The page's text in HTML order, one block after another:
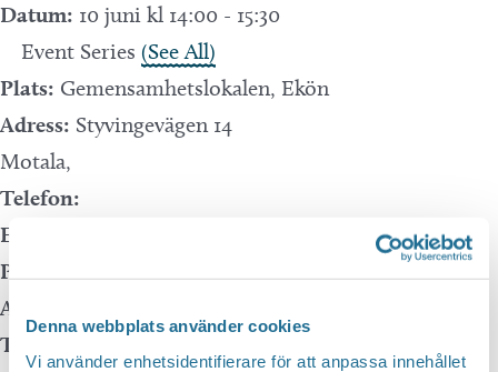
Denna webbplats använder cookies
Vi använder enhetsidentifierare för att anpassa innehållet
Datum: 10 juni kl 14:00 - 15:30
Event Series (See All)
Plats: Gemensamhetslokalen, Ekön
Adress: Styvingevägen 14
Motala,
Telefon:
E-mail:
Pris:
Arrangör:
Telefonnummer arrangör: